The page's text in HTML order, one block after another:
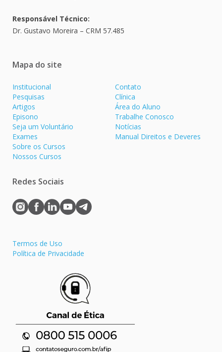
Responsável Técnico:
Dr. Gustavo Moreira – CRM 57.485
Mapa do site
Institucional
Pesquisas
Artigos
Episono
Seja um Voluntário
Exames
Sobre os Cursos
Nossos Cursos
Contato
Clínica
Área do Aluno
Trabalhe Conosco
Notícias
Manual Direitos e Deveres
Redes Sociais
Termos de Uso
Política de Privacidade